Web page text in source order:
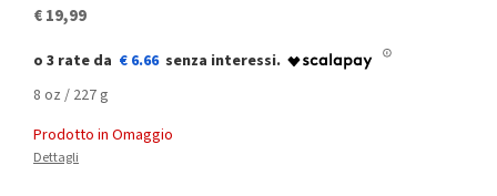
€ 19,99
€ 6.66
8 oz / 227 g
Prodotto in Omaggio
Dettagli